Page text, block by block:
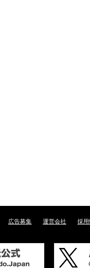
広告募集 運営会社 採